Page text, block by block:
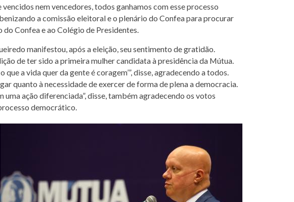
nem vencedores, todos ganhamos com esse processo
a comissão eleitoral e o plenário do Confea para procurar
do Confea e ao Colégio de Presidentes.
manifestou, após a eleição, seu sentimento de gratidão.
de ter sido a primeira mulher candidata à presidência da Mútua.
que a vida quer da gente é coragem’”, disse, agradecendo a todos.
quanto à necessidade de exercer de forma de plena a democracia.
uma ação diferenciada”, disse, também agradecendo os votos
democrático.